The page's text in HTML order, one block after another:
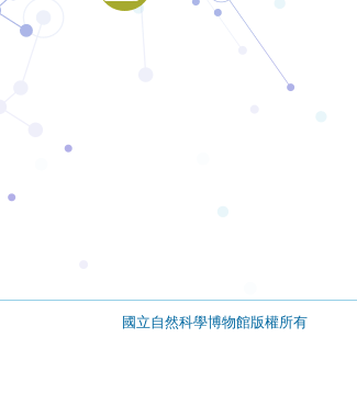
國立自然科學博物館版權所有